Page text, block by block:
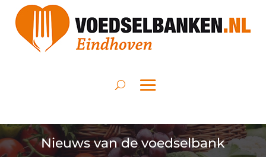
Nieuws van de voedselbank